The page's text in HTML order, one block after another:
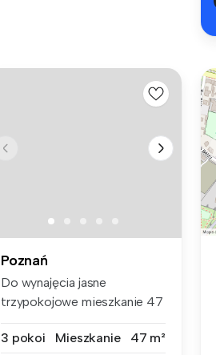
Poznań
Do wynajęcia jasne
trzypokojowe mieszkanie 47
3 pokoi
Mieszkanie 47 m²